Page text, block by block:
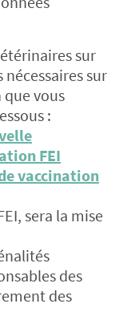
sur
sur
vous
:
FEI
vaccination
sera la mise
des
des